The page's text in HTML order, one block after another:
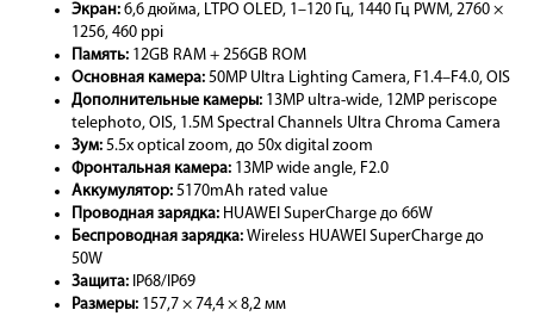
Экран: 6,6 дюйма, LTPO OLED, 1–120 Гц, 1440 Гц PWM, 2760 ×
1256, 460 ppi
Память: 12GB RAM + 256GB ROM
Основная камера: 50MP Ultra Lighting Camera, F1.4–F4.0, OIS
Дополнительные камеры: 13MP ultra-wide, 12MP periscope
telephoto, OIS, 1.5M Spectral Channels Ultra Chroma Camera
Зум: 5.5x optical zoom, до 50x digital zoom
Фронтальная камера: 13MP wide angle, F2.0
Аккумулятор: 5170mAh rated value
Проводная зарядка: HUAWEI SuperCharge до 66W
Беспроводная зарядка: Wireless HUAWEI SuperCharge до
50W
Защита: IP68/IP69
Размеры: 157,7 × 74,4 × 8,2 мм